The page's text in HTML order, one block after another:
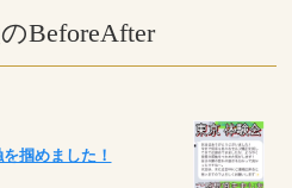
BeforeAfter
掴めました！